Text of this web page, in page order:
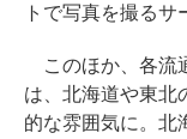
トで写真を撮るサ
このほか、各流
は、北海道や東北
的な雰囲気に。北